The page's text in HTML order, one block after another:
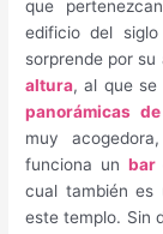
que
edificio del
sorprende por
altura, al que se
panorámicas
muy
funciona unbar
cual también es
este templo. Sin